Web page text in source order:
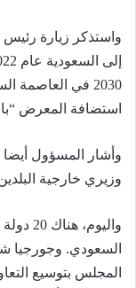
واستذكر زيارة رئيس
2030 في
استضافة المعرض
وأشار المسؤول أيضا
وزيري خارجية
السعودي. وجورجيا
المجلس بتوسيع